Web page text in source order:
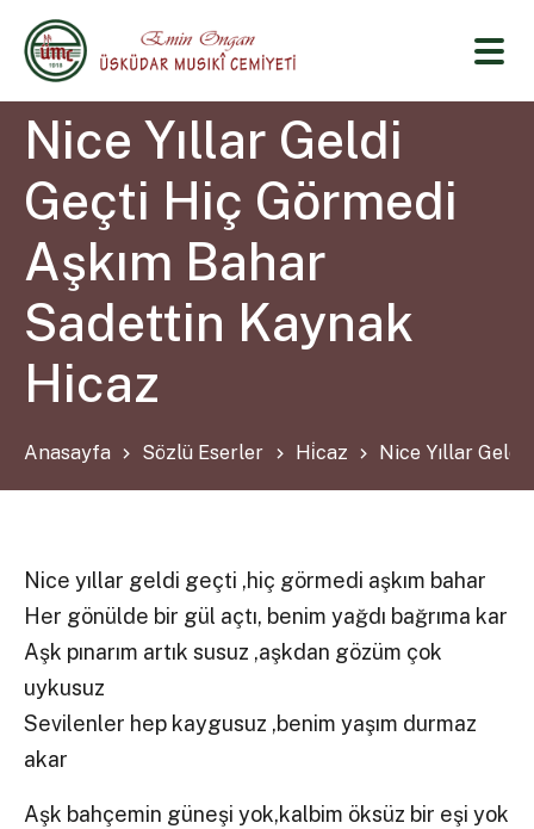
Nice Yıllar Geldi
Geçti Hiç Görmedi
Aşkım Bahar
Sadettin Kaynak
Hicaz
Anasayfa Sözlü Eserler Hi̇caz Nice Yıllar
Nice yıllar geldi geçti ,hiç görmedi aşkım bahar
Her gönülde bir gül açtı, benim yağdı bağrıma kar
Aşk pınarım artık susuz ,aşkdan gözüm çok
uykusuz
Sevilenler hep kaygusuz ,benim yaşım durmaz
akar
Aşk bahçemin güneşi yok,kalbim öksüz bir eşi yok